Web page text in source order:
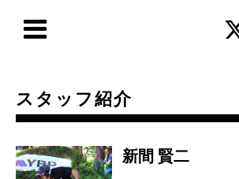
スタッフ紹介
新間 賢二